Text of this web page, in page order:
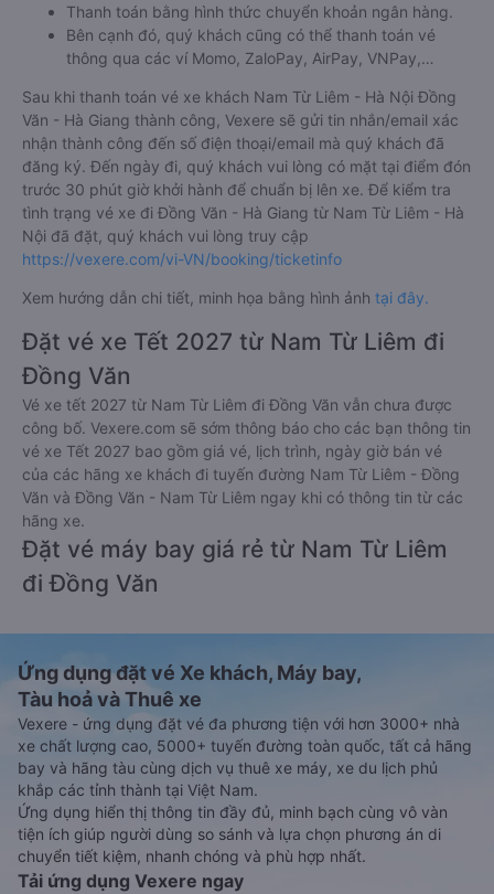
Thanh toán bằng hình thức chuyển khoản ngân hàng.
Bên cạnh đó, quý khách cũng có thể thanh toán vé
thông qua các ví Momo, ZaloPay, AirPay, VNPay,…
Sau khi thanh toán vé xe khách Nam Từ Liêm - Hà Nội Đồng
Văn - Hà Giang thành công, Vexere sẽ gửi tin nhắn/email xác
nhận thành công đến số điện thoại/email mà quý khách đã
đăng ký. Đến ngày đi, quý khách vui lòng có mặt tại điểm đón
trước 30 phút giờ khởi hành để chuẩn bị lên xe. Để kiểm tra
tình trạng vé xe đi Đồng Văn - Hà Giang từ Nam Từ Liêm - Hà
Nội đã đặt, quý khách vui lòng truy cập
https://vexere.com/vi-VN/booking/ticketinfo
Xem hướng dẫn chi tiết, minh họa bằng hình ảnh tại đây.
Đặt vé xe Tết 2027 từ Nam Từ Liêm đi
Đồng Văn
Vé xe tết 2027 từ Nam Từ Liêm đi Đồng Văn vẫn chưa được
công bố. Vexere.com sẽ sớm thông báo cho các bạn thông tin
vé xe Tết 2027 bao gồm giá vé, lịch trình, ngày giờ bán vé
của các hãng xe khách đi tuyến đường Nam Từ Liêm - Đồng
Văn và Đồng Văn - Nam Từ Liêm ngay khi có thông tin từ các
hãng xe.
Đặt vé máy bay giá rẻ từ Nam Từ Liêm
đi Đồng Văn
Ứng dụng đặt vé Xe khách, Máy bay,
Tàu hoả và Thuê xe
Vexere - ứng dụng đặt vé đa phương tiện với hơn 3000+ nhà
xe chất lượng cao, 5000+ tuyến đường toàn quốc, tất cả hãng
bay và hãng tàu cùng dịch vụ thuê xe máy, xe du lịch phủ
khắp các tỉnh thành tại Việt Nam.
Ứng dụng hiển thị thông tin đầy đủ, minh bạch cùng vô vàn
tiện ích giúp người dùng so sánh và lựa chọn phương án di
chuyển tiết kiệm, nhanh chóng và phù hợp nhất.
Tải ứng dụng Vexere ngay